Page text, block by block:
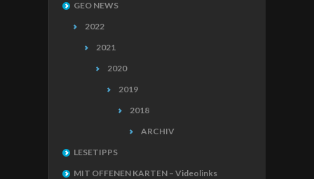
GEO NEWS
2022
2021
2020
2019
2018
ARCHIV
LESETIPPS
MIT OFFENEN KARTEN – Videolinks